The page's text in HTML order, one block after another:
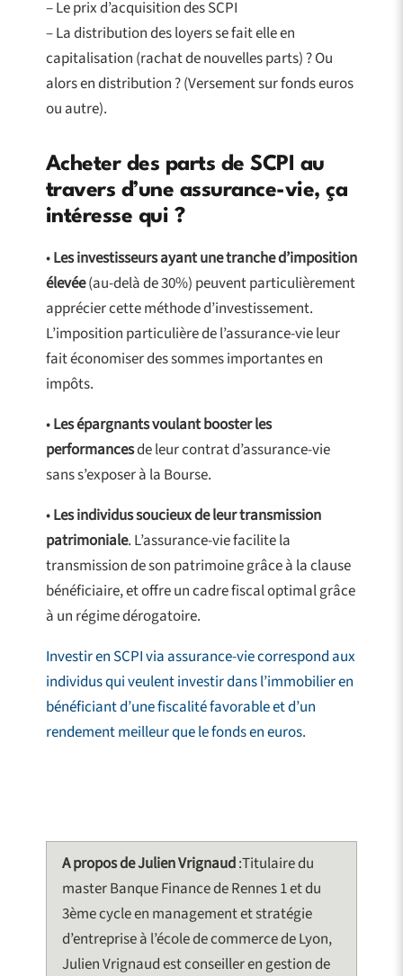
– Le prix d’acquisition des SCPI
– La distribution des loyers se fait elle en
capitalisation (rachat de nouvelles parts) ? Ou
alors en distribution ? (Versement sur fonds euros
ou autre).
Acheter des parts de SCPI au
travers d’une assurance-vie, ça
intéresse qui ?
•Les investisseurs ayant une tranche d’imposition
élevée(au-delà de 30%) peuvent particulièrement
apprécier cette méthode d’investissement.
L’imposition particulière de l’assurance-vie leur
fait économiser des sommes importantes en
impôts.
•Les épargnants voulant booster les
performancesde leur contrat d’assurance-vie
sans s’exposer à la Bourse.
•Les individus soucieux de leur transmission
patrimoniale. L’assurance-vie facilite la
transmission de son patrimoine grâce à la clause
bénéficiaire, et offre un cadre fiscal optimal grâce
à un régime dérogatoire.
Investir en SCPI via assurance-vie correspond aux
individus qui veulent investir dans l’immobilier en
bénéficiant d’une fiscalité favorable et d’un
rendement meilleur que le fonds en euros.
A propos de Julien Vrignaud:Titulaire du
master Banque Finance de Rennes 1 et du
3ème cycle en management et stratégie
d’entreprise à l’école de commerce de Lyon,
Julien Vrignaud est conseiller en gestion de